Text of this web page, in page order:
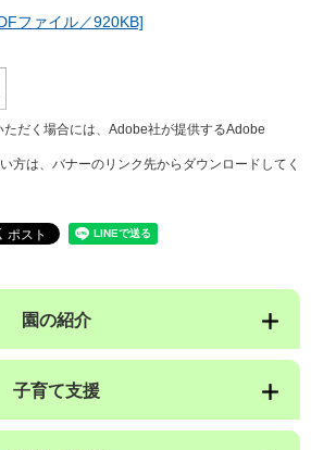
ファイル／920KB]
ただく場合には、Adobe社が提供するAdobe
方は、バナーのリンク先からダウンロードしてく
園の紹介
子育て支援